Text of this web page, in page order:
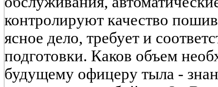
контролируют качество
ясное дело, требует и
подготовки. Каков объем
будущему офицеру тыла -